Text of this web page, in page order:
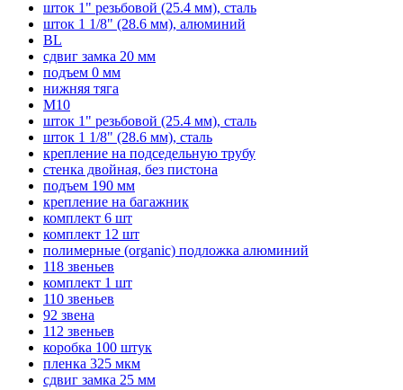
шток 1" резьбовой (25.4 мм), сталь
шток 1 1/8" (28.6 мм), алюминий
BL
сдвиг замка 20 мм
подъем 0 мм
нижняя тяга
M10
шток 1" резьбовой (25.4 мм), сталь
шток 1 1/8" (28.6 мм), сталь
крепление на подседельную трубу
стенка двойная, без пистона
подъем 190 мм
крепление на багажник
комплект 6 шт
комплект 12 шт
полимерные (organic) подложка алюминий
118 звеньев
комплект 1 шт
110 звеньев
92 звена
112 звеньев
коробка 100 штук
пленка 325 мкм
сдвиг замка 25 мм